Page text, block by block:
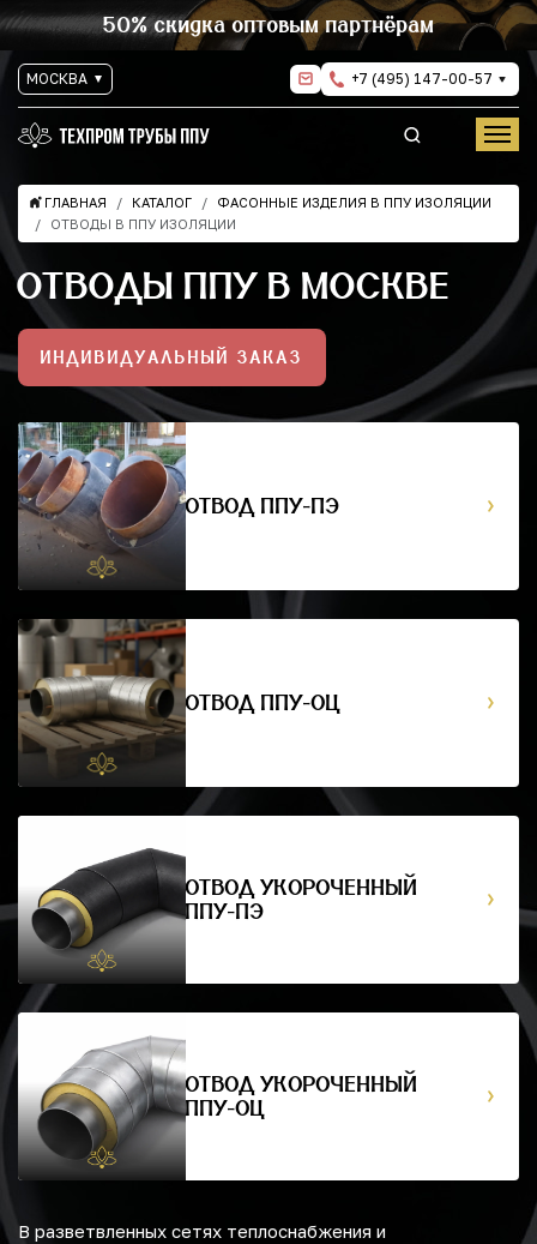
50% скидка оптовым партнёрам
МОСКВА +7 (495) 147-00-57
ГЛАВНАЯ КАТАЛОГ
ФАСОННЫЕ ИЗДЕЛИЯ В ППУ ИЗОЛЯЦИИ
ОТВОДЫ В ППУ ИЗОЛЯЦИИ
ОТВОДЫ ППУ В МОСКВЕ
ИНДИВИДУАЛЬНЫЙ ЗАКАЗ
ОТВОД ППУ-ПЭ
ОТВОД ППУ-ОЦ
ОТВОД УКОРОЧЕННЫЙ
ППУ-ПЭ
ОТВОД УКОРОЧЕННЫЙ
ППУ-ОЦ
В разветвленных сетях теплоснабжения и